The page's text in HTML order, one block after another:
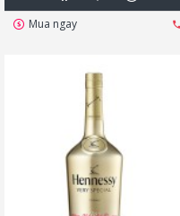
Mua ngay